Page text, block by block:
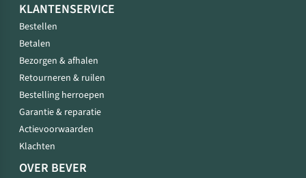
KLANTENSERVICE
Bestellen
Betalen
Bezorgen & afhalen
Retourneren & ruilen
Bestelling herroepen
Garantie & reparatie
Actievoorwaarden
Klachten
OVER BEVER